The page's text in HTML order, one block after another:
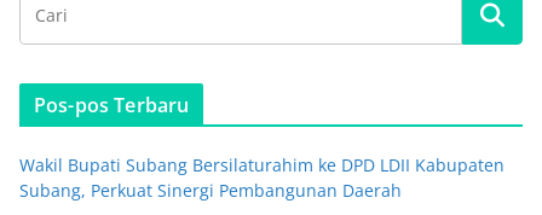
Pos-pos Terbaru
Wakil Bupati Subang Bersilaturahim ke DPD LDII Kabupaten
Subang, Perkuat Sinergi Pembangunan Daerah